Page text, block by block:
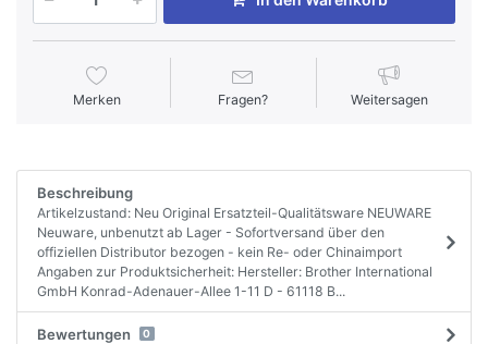
Merken Fragen? Weitersagen
Beschreibung
Artikelzustand: Neu Original Ersatzteil-Qualitätsware NEUWARE
Neuware, unbenutzt ab Lager - Sofortversand über den
offiziellen Distributor bezogen - kein Re- oder Chinaimport
Angaben zur Produktsicherheit: Hersteller: Brother International
GmbH Konrad-Adenauer-Allee 1-11 D - 61118 B...
Bewertungen 0